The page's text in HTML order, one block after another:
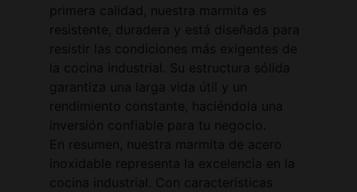
primera calidad, nuestra marmita es
resistente, duradera y está diseñada para
resistir las condiciones más exigentes de
la cocina industrial. Su estructura sólida
garantiza una larga vida útil y un
rendimiento constante, haciéndola una
inversión confiable para tu negocio.
En resumen, nuestra marmita de acero
inoxidable representa la excelencia en la
cocina industrial. Con características